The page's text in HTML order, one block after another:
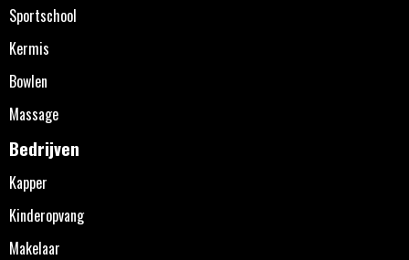
Sportschool
Kermis
Bowlen
Massage
Bedrijven
Kapper
Kinderopvang
Makelaar